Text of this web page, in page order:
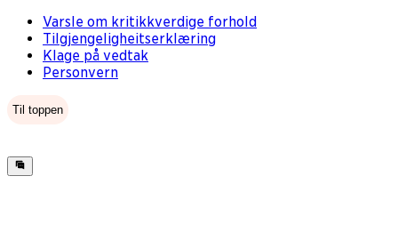
Varsle om kritikkverdige forhold
Tilgjengeligheitserklæring
Klage på vedtak
Personvern
Til toppen